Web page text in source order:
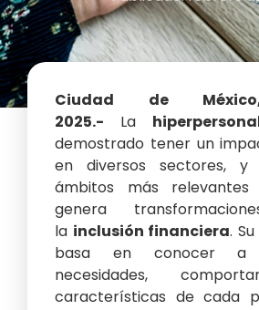
Ciudad de
2025.- La
demostrado tener un
en diversos sectores,
ámbitos más
genera
la inclusión financiera.
basa en conocer a
necesidades,
características de cada